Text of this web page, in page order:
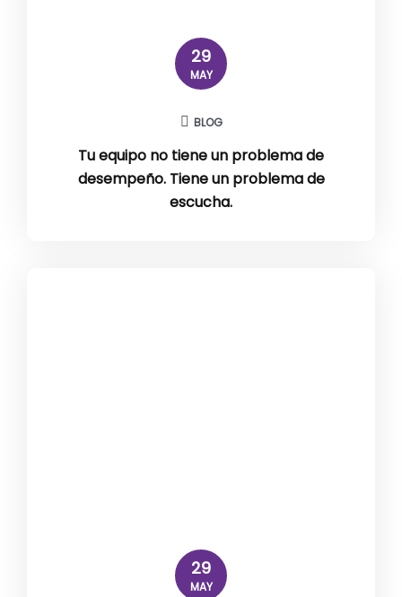
29
MAY
BLOG
Tu equipo no tiene un problema de
desempeño. Tiene un problema de
escucha.
29
MAY